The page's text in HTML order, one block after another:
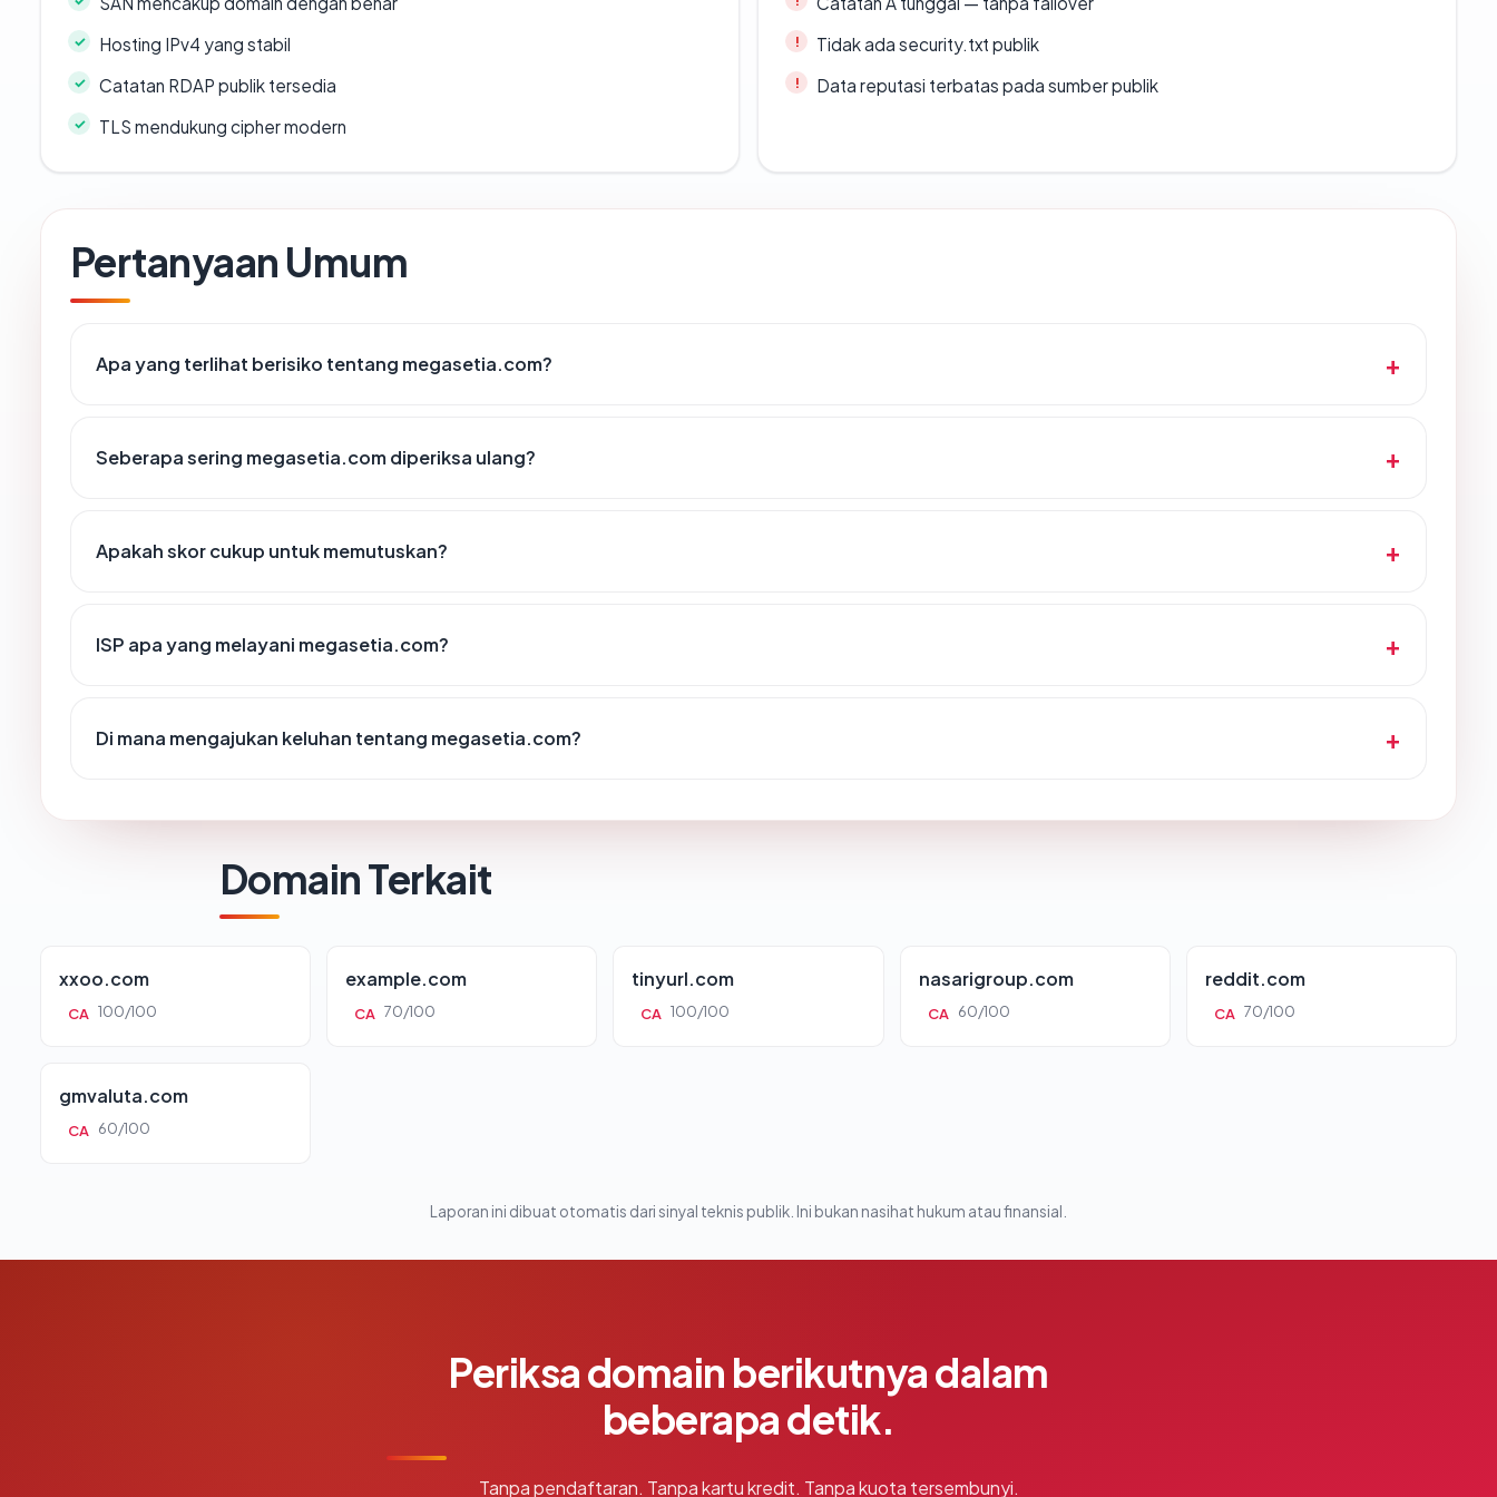
Hosting IPv4 yang stabil
Catatan RDAP publik tersedia
TLS mendukung cipher modern
Tidak ada security.txt publik
Data reputasi terbatas pada sumber publik
Pertanyaan Umum
Apa yang terlihat berisiko tentang megasetia.com?
Seberapa sering megasetia.com diperiksa ulang?
Apakah skor cukup untuk memutuskan?
ISP apa yang melayani megasetia.com?
Di mana mengajukan keluhan tentang megasetia.com?
Domain Terkait
xxoo.com
CA 100/100
example.com
CA 70/100
tinyurl.com
CA 100/100
nasarigroup.com
CA 60/100
reddit.com
CA 70/100
gmvaluta.com
CA 60/100
Laporan ini dibuat otomatis dari sinyal teknis publik. Ini bukan nasihat hukum atau finansial.
Periksa domain berikutnya dalam
beberapa detik.
Tanpa pendaftaran. Tanpa kartu kredit. Tanpa kuota tersembunyi.